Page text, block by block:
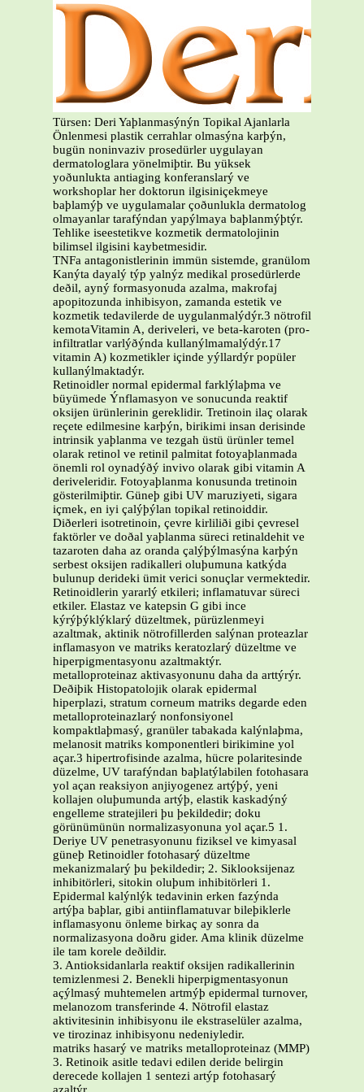
Türsen: Deri Yaþlanmasýnýn Topikal Ajanlarla
Önlenmesi plastik cerrahlar olmasýna karþýn,
bugün noninvaziv prosedürler uygulayan
dermatologlara yönelmiþtir. Bu yüksek
yoðunlukta antiaging konferanslarý ve
workshoplar her doktorun ilgisiniçekmeye
baþlamýþ ve uygulamalar çoðunlukla dermatolog
olmayanlar tarafýndan yapýlmaya baþlanmýþtýr.
Tehlike iseestetikve kozmetik dermatolojinin
bilimsel ilgisini kaybetmesidir.
TNFa antagonistlerinin immün sistemde, granülom
Kanýta dayalý týp yalnýz medikal prosedürlerde
deðil, ayný formasyonuda azalma, makrofaj
apopitozunda inhibisyon, zamanda estetik ve
kozmetik tedavilerde de uygulanmalýdýr.3 nötrofil
kemotaVitamin A, deriveleri, ve beta-karoten (pro-
infiltratlar varlýðýnda kullanýlmamalýdýr.17
vitamin A) kozmetikler içinde yýllardýr popüler
kullanýlmaktadýr.
Retinoidler normal epidermal farklýlaþma ve
büyümede Ýnflamasyon ve sonucunda reaktif
oksijen ürünlerinin gereklidir. Tretinoin ilaç olarak
reçete edilmesine karþýn, birikimi insan derisinde
intrinsik yaþlanma ve tezgah üstü ürünler temel
olarak retinol ve retinil palmitat fotoyaþlanmada
önemli rol oynadýðý invivo olarak gibi vitamin A
deriveleridir. Fotoyaþlanma konusunda tretinoin
gösterilmiþtir. Güneþ gibi UV maruziyeti, sigara
içmek, en iyi çalýþýlan topikal retinoiddir.
Diðerleri isotretinoin, çevre kirliliði gibi çevresel
faktörler ve doðal yaþlanma süreci retinaldehit ve
tazaroten daha az oranda çalýþýlmasýna karþýn
serbest oksijen radikalleri oluþumuna katkýda
bulunup derideki ümit verici sonuçlar vermektedir.
Retinoidlerin yararlý etkileri; inflamatuvar süreci
etkiler. Elastaz ve katepsin G gibi ince
kýrýþýklýklarý düzeltmek, pürüzlenmeyi
azaltmak, aktinik nötrofillerden salýnan proteazlar
inflamasyon ve matriks keratozlarý düzeltme ve
hiperpigmentasyonu azaltmaktýr.
metalloproteinaz aktivasyonunu daha da arttýrýr.
Deðiþik Histopatolojik olarak epidermal
hiperplazi, stratum corneum matriks degarde eden
metalloproteinazlarý nonfonsiyonel
kompaktlaþmasý, granüler tabakada kalýnlaþma,
melanosit matriks komponentleri birikimine yol
açar.3 hipertrofisinde azalma, hücre polaritesinde
düzelme, UV tarafýndan baþlatýlabilen fotohasara
yol açan reaksiyon anjiyogenez artýþý, yeni
kollajen oluþumunda artýþ, elastik kaskadýný
engelleme stratejileri þu þekildedir; doku
görünümünün normalizasyonuna yol açar.5 1.
Deriye UV penetrasyonunu fiziksel ve kimyasal
güneþ Retinoidler fotohasarý düzeltme
mekanizmalarý þu þekildedir; 2. Siklooksijenaz
inhibitörleri, sitokin oluþum inhibitörleri 1.
Epidermal kalýnlýk tedavinin erken fazýnda
artýþa baþlar, gibi antiinflamatuvar bileþiklerle
inflamasyonu önleme birkaç ay sonra da
normalizasyona doðru gider. Ama klinik düzelme
ile tam korele deðildir.
3. Antioksidanlarla reaktif oksijen radikallerinin
temizlenmesi 2. Benekli hiperpigmentasyonun
açýlmasý muhtemelen artmýþ epidermal turnover,
melanozom transferinde 4. Nötrofil elastaz
aktivitesinin inhibisyonu ile ekstraselüler azalma,
ve tirozinaz inhibisyonu nedeniyledir.
matriks hasarý ve matriks metalloproteinaz (MMP)
3. Retinoik asitle tedavi edilen deride belirgin
derecede kollajen 1 sentezi artýp fotohasarý